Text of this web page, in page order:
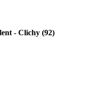
- Clichy (92)